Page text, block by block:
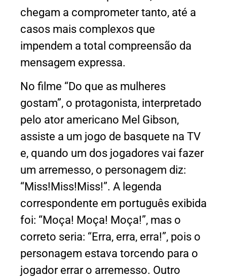
chegam a comprometer tanto, até a
casos mais complexos que
impendem a total compreensão da
mensagem expressa.
No filme “Do que as mulheres
gostam”, o protagonista, interpretado
pelo ator americano Mel Gibson,
assiste a um jogo de basquete na TV
e, quando um dos jogadores vai fazer
um arremesso, o personagem diz:
“Miss!Miss!Miss!”. A legenda
correspondente em português exibida
foi: “Moça! Moça! Moça!”, mas o
correto seria: “Erra, erra, erra!”, pois o
personagem estava torcendo para o
jogador errar o arremesso. Outro